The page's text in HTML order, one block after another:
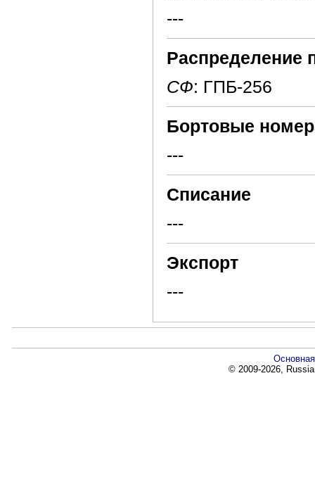
---
Распределение
СФ: ГПБ-256
Бортовые
---
Списание
---
Экспорт
---
Основная
© 2009-2026,